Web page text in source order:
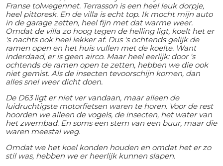
Franse tolwegennet. Terrasson is een heel leuk dorpje,
heel pittoresk. En de villa is echt top. Ik mocht mijn auto
in de garage zetten, heel fijn met dat warme weer.
Omdat de villa zo hoog tegen de helling ligt, koelt het er
's nachts ook heel lekker af. Dus 's ochtends gelijk de
ramen open en het huis vullen met de koelte. Want
inderdaad, er is geen airco. Maar heel eerlijk: door 's
ochtends de ramen open te zetten, hebben we die ook
niet gemist. Als de insecten tevoorschijn komen, dan
alles snel weer dicht doen.
De D63 ligt er niet ver vandaan, maar alleen de
luidruchtigste motorfietsen waren te horen. Voor de rest
hoorden we alleen de vogels, de insecten, het water van
het zwembad. En soms een stem van een buur, maar die
waren meestal weg.
Omdat we het koel konden houden en omdat het er zo
stil was, hebben we er heerlijk kunnen slapen.